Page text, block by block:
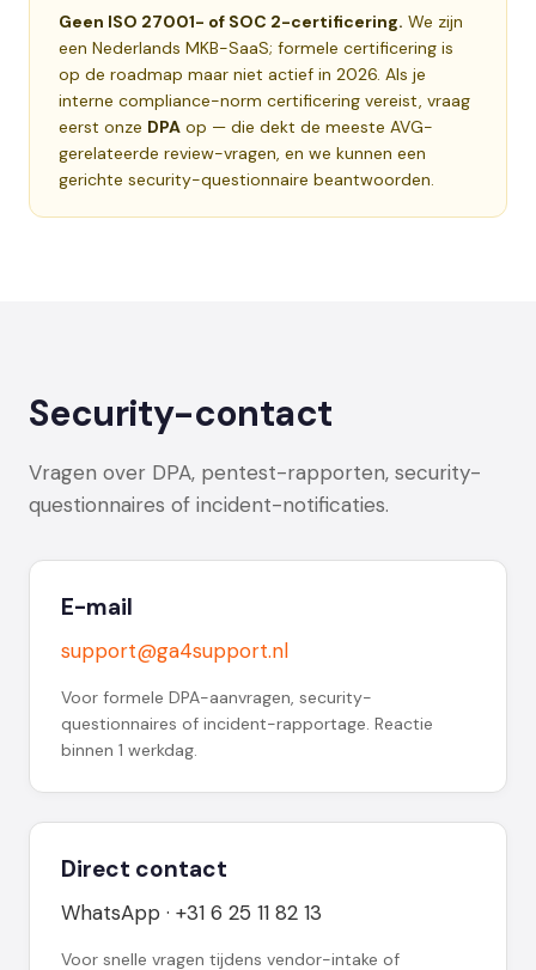
Geen ISO 27001- of SOC 2-certificering. We zijn
een Nederlands MKB-SaaS; formele certificering is
op de roadmap maar niet actief in 2026. Als je
interne compliance-norm certificering vereist, vraag
eerst onze DPA op — die dekt de meeste AVG-
gerelateerde review-vragen, en we kunnen een
gerichte security-questionnaire beantwoorden.
Security-contact
Vragen over DPA, pentest-rapporten, security-
questionnaires of incident-notificaties.
E-mail
support@ga4support.nl
Voor formele DPA-aanvragen, security-
questionnaires of incident-rapportage. Reactie
binnen 1 werkdag.
Direct contact
WhatsApp · +31 6 25 11 82 13
Voor snelle vragen tijdens vendor-intake of